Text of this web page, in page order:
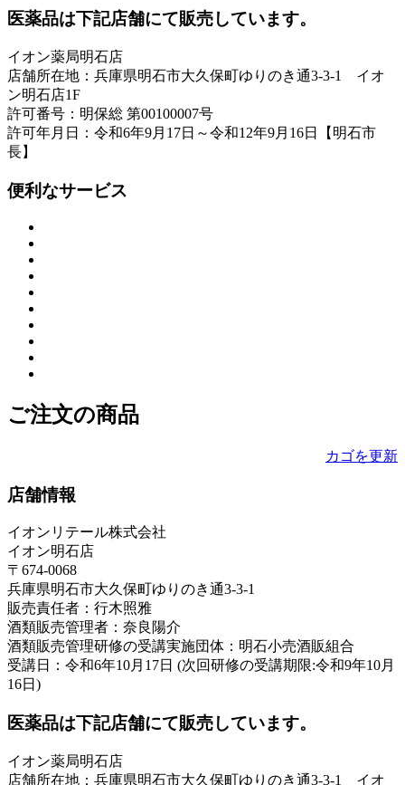
医薬品は下記店舗にて販売しています。
イオン薬局明石店
店舗所在地：兵庫県明石市大久保町ゆりのき通3-3-1 イオ
ン明石店1F
許可番号：明保総 第00100007号
許可年月日：令和6年9月17日～令和12年9月16日【明石市
長】
便利なサービス
ご注文の商品
カゴを更新
店舗情報
イオンリテール株式会社
イオン明石店
〒674-0068
兵庫県明石市大久保町ゆりのき通3-3-1
販売責任者：行木照雅
酒類販売管理者：奈良陽介
酒類販売管理研修の受講実施団体：明石小売酒販組合
受講日：令和6年10月17日 (次回研修の受講期限:令和9年10月
16日)
医薬品は下記店舗にて販売しています。
イオン薬局明石店
店舗所在地：兵庫県明石市大久保町ゆりのき通3-3-1 イオ